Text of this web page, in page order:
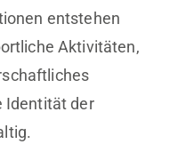
entstehen
Aktivitäten,
Identität der